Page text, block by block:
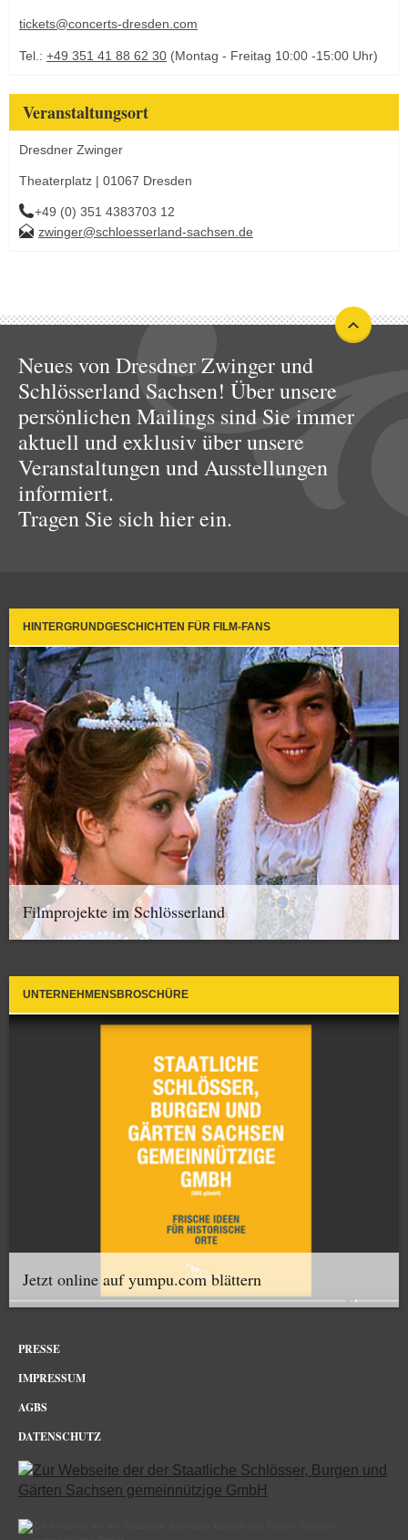
tickets@concerts-dresden.com
Tel.: +49 351 41 88 62 30 (Montag - Freitag 10:00 -15:00 Uhr)
Veranstaltungsort
Dresdner Zwinger
Theaterplatz | 01067 Dresden
+49 (0) 351 4383703 12
zwinger@schloesserland-sachsen.de
Neues von Dresdner Zwinger und
Schlösserland Sachsen! Über unsere
persönlichen Mailings sind Sie immer
aktuell und exklusiv über unsere
Veranstaltungen und Ausstellungen
informiert.
Tragen Sie sich hier ein.
HINTERGRUNDGESCHICHTEN FÜR FILM-FANS
Filmprojekte im Schlösserland
UNTERNEHMENSBROSCHÜRE
Jetzt online auf yumpu.com blättern
PRESSE
IMPRESSUM
AGBS
DATENSCHUTZ